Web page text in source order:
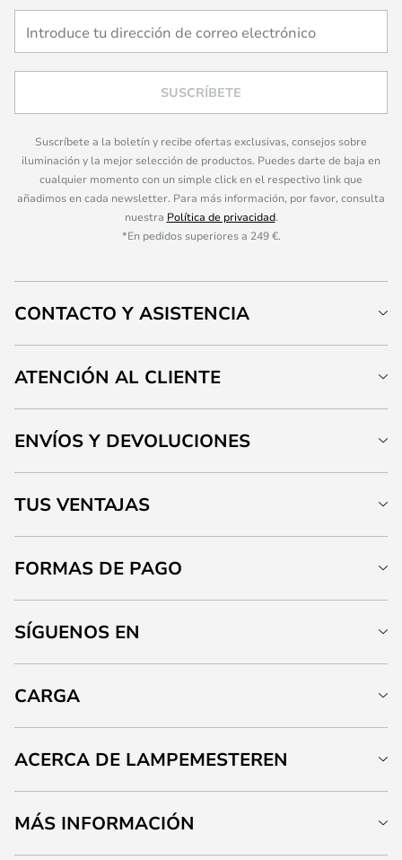
SUSCRÍBETE
Suscríbete a la boletín y recibe ofertas exclusivas, consejos sobre
iluminación y la mejor selección de productos. Puedes darte de baja en
cualquier momento con un simple click en el respectivo link que
añadimos en cada newsletter. Para más información, por favor, consulta
nuestra Política de privacidad.
*En pedidos superiores a 249 €.
CONTACTO Y ASISTENCIA
ATENCIÓN AL CLIENTE
ENVÍOS Y DEVOLUCIONES
TUS VENTAJAS
FORMAS DE PAGO
SÍGUENOS EN
CARGA
ACERCA DE LAMPEMESTEREN
MÁS INFORMACIÓN